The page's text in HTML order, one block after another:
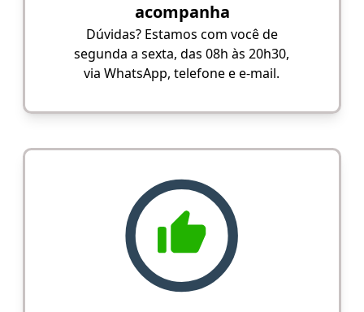
acompanha
Dúvidas? Estamos com você de
segunda a sexta, das 08h às 20h30,
via WhatsApp, telefone e e-mail.